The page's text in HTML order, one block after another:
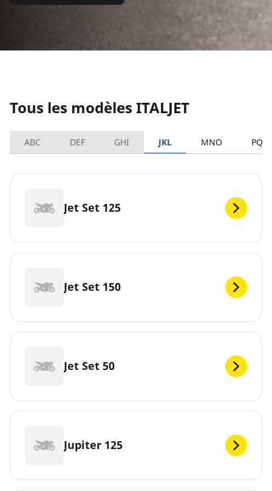
Tous les modèles ITALJET
ABC DEF GHI JKL MNO
Jet Set 125
Jet Set 150
Jet Set 50
Jupiter 125